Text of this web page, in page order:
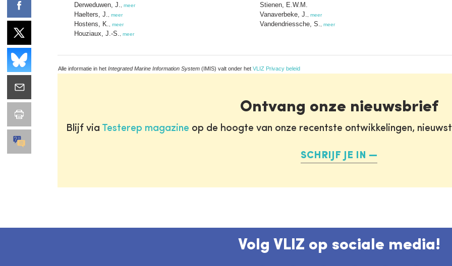
Derweduwen, J.
meer
Haelters, J. meer
Hostens, K. meer
Houziaux, J.-S. meer
Stienen, E.W.M.
Vanaverbeke, J.
meer
Vandendriessche, S. meer
Alle informatie in het Integrated Marine Information System (IMIS) valt onder het VLIZ Privacy beleid
Ontvang onze nieuwsbrief
Blijf via Testerep magazine op de hoogte van onze recentste ontwikkelingen,
SCHRIJF JE IN
Volg VLIZ op sociale media!